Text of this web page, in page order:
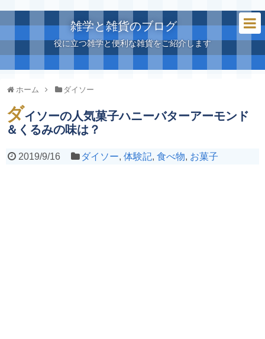
雑学と雑貨のブログ
役に立つ雑学と便利な雑貨をご紹介します
ホーム ダイソー
ダイソーの人気菓子ハニーバターアーモンド
＆くるみの味は？
2019/9/16 ダイソー,体験記,食べ物, お菓子